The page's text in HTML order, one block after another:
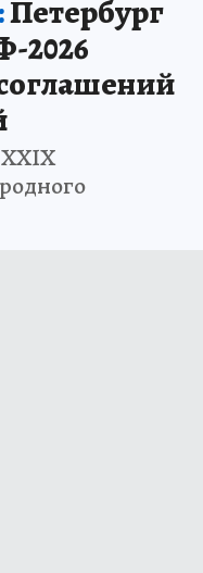
Петербург
2026